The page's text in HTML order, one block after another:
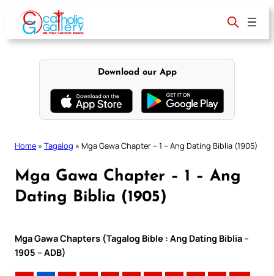
content
Download our App
Home » Tagalog » Mga Gawa Chapter – 1 – Ang Dating Biblia (1905)
Mga Gawa Chapter – 1 – Ang
Dating Biblia (1905)
Mga Gawa Chapters (Tagalog Bible : Ang Dating Biblia –
1905 – ADB)